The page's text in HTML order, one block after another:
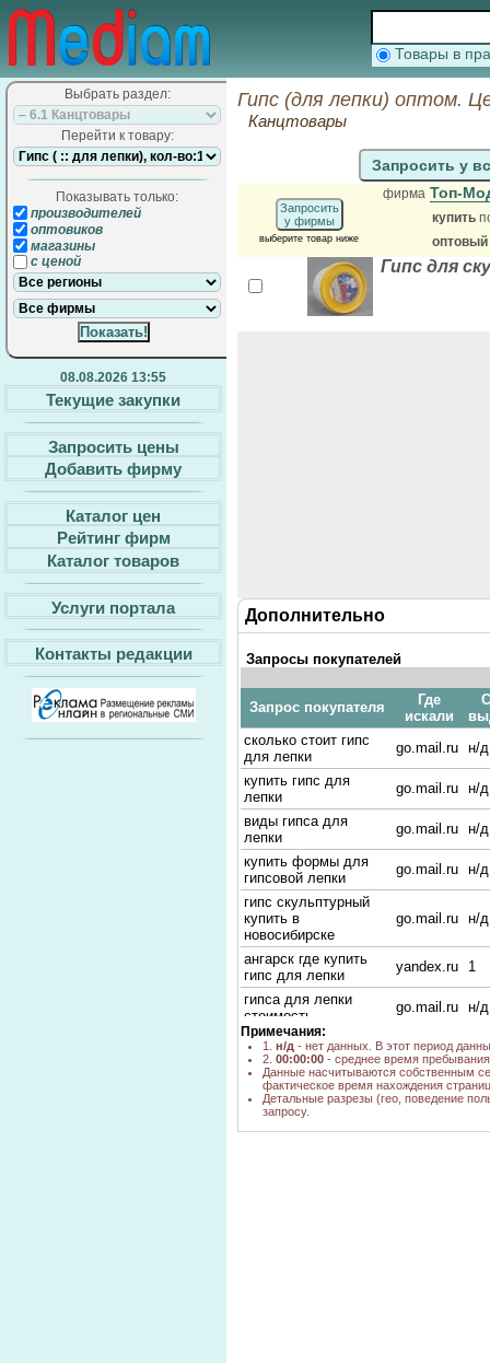
Товары в
Выбрать раздел:
Перейти к товару:
Показывать только:
производителей
оптовиков
магазины
с ценой
08.08.2026 13:55
Текущие закупки
Запросить цены
Добавить фирму
Каталог цен
Рейтинг фирм
Каталог товаров
Услуги портала
Контакты редакции
Гипс (для лепки) оптом.
Канцтовары
Запросить у
Запросить
у фирмы
выберите товар ниже
фирма Топ-
купить
Гипс для
Дополнительно
Запросы покупателей
Запрос покупателя
Где
искали
сколько стоит гипс
для лепки
go.mail.ru н/д
купить гипс для
лепки
go.mail.ru н/д
виды гипса для
лепки
go.mail.ru н/д
купить формы для
гипсовой лепки
go.mail.ru н/д
гипс скульптурный
купить в
новосибирске
go.mail.ru н/д
ангарск где купить
гипс для лепки
yandex.ru
1
гипса для лепки
стоимость
go.mail.ru н/д
где в оренбурге
купить гипс для
лепки
yandex.ru 1
где купить гипс
скульптурный в
новосибирске
Примечания:
1. н/д - нет данных. В этот период
2. 00:00:00 - среднее время
Данные насчитываются собственным
фактическое время нахождения
Детальные разрезы (гео, поведение
запросу.